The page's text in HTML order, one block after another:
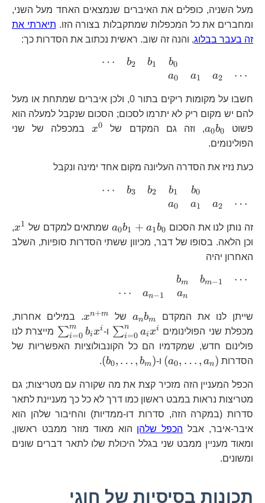
מעל השניה, כופלים את האיברים שנמצאים האחד מעל השני,
ומחברים את כל המכפלות שמתקבלות בצורה הזו. תיארתי את
זה בעבר בבלוג, והנה זה שוב. ראשית נכתוב את הסדרות כך:
\begin{array}
{ccccccc}
b_{2} &
b_{1} &
b_{0}\\ & &
& a_{0} &
a_{2} &
\cdots
\end{array}
⋯ b2 b1 b0
a0 a1 a2 ⋯
חשבו על מקומות ריקים בתור 0, ולכן איברים שמתחת או מעל
להם יש מקום ריק לא יתרמו לסכום; הסכום שנקבל למעלה הוא
פשוט
a_{0}b_{0} a0b0 , וזה גם המקדם של
x^{0}
x0
במכפלה של שני
הפולינומים.
כעת נזיז את הסדרה העליונה מקום אחד ימינה ונקבל
\begin{array}
{ccccccc}
b_{3} &
b_{2} &
b_{1} &
& a_{0} &
a_{1} &
a_{2} &
\cdots
⋯ b3 b2 b1
a0
b0
a1 a2 ⋯
זה נותן לנו את הסכום a0b1 + a1b0 שמתאים למקדם של x1
,
וכן הלאה. בסופו של דבר, מכיוון ששתי הסדרות סופיות, השלב
האחרון יהיה
\begin{array}
{ccccccc} & &
b_{m-1} &
\cdots\\ &
\cdots &
a_{n-1} &
\end{array}
⋯ an−1
bm
an
bm−1 ⋯
שייתן לנו את המקדםa_{n}b_{m}
anbm של x^{n+m}
xn+m
. במילים אחרות,
מכפלת שני הפולינומים
∑i=0
n aixi ו- ∑i=0
m bixi
מייצרת לנו
פולינום חדש, שמקדמיו הם כל הקונבולוציות האפשריות של
הסדרות
\left(a_{0},\dots,a_{n}\right)
(a0, … , an) ו- (b0, … , bm)
.
הכפל המעניין הזה מזכיר קצת את מה שקורה עם מטריצות; גם
מטריצות נראות במבט ראשון כמו דרך לא כל כך מעניינת לתאר
סדרות (במקרה הזה, סדרות דו-ממדיות) והחיבור שלהן הוא
איבר-איבר, אבל הכפל שלהן הוא מאוד מוזר ממבט ראשון,
ומאוד מעניין ממבט שני בגלל היכולת שלו לתאר דברים שונים
ומשונים.
תכונות בסיסיות של חוגי